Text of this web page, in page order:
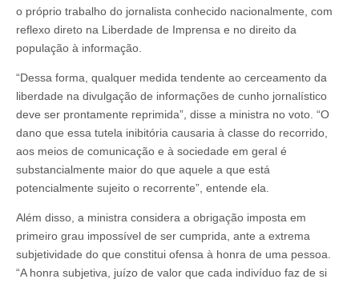
o próprio trabalho do jornalista conhecido nacionalmente, com
reflexo direto na Liberdade de Imprensa e no direito da
população à informação.
“Dessa forma, qualquer medida tendente ao cerceamento da
liberdade na divulgação de informações de cunho jornalístico
deve ser prontamente reprimida”, disse a ministra no voto. “O
dano que essa tutela inibitória causaria à classe do recorrido,
aos meios de comunicação e à sociedade em geral é
substancialmente maior do que aquele a que está
potencialmente sujeito o recorrente”, entende ela.
Além disso, a ministra considera a obrigação imposta em
primeiro grau impossível de ser cumprida, ante a extrema
subjetividade do que constitui ofensa à honra de uma pessoa.
“A honra subjetiva, juízo de valor que cada indivíduo faz de si